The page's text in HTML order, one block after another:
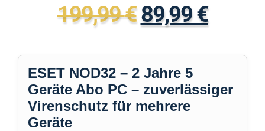
199,99€89,99€
ESET NOD32 – 2 Jahre 5
Geräte Abo PC – zuverlässiger
Virenschutz für mehrere
Geräte